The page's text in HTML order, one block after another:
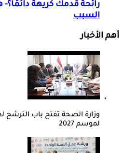
رائحة قدمك كريهة
السبب
أهم الأخبار
وزارة الصحة تفتح باب الترشح
لموسم 2027